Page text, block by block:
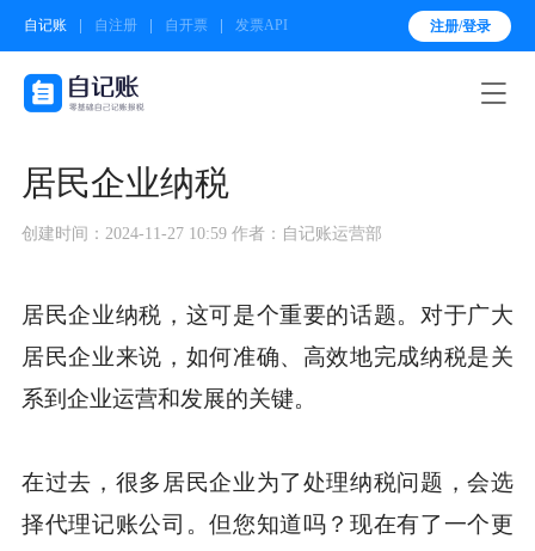
自记账 自注册 自开票 发票API 注册/登录

居民企业纳税
创建时间：2024-11-27 10:59 作者：自记账运营部
居民企业纳税，这可是个重要的话题。对于广大
居民企业来说，如何准确、高效地完成纳税是关
系到企业运营和发展的关键。
在过去，很多居民企业为了处理纳税问题，会选
择代理记账公司。但您知道吗？现在有了一个更